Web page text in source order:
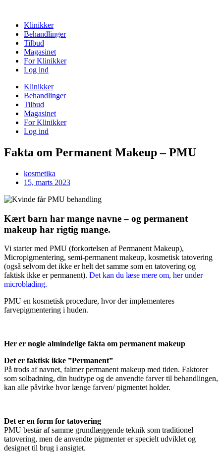
Klinikker
Behandlinger
Tilbud
Magasinet
For Klinikker
Log ind
Klinikker
Behandlinger
Tilbud
Magasinet
For Klinikker
Log ind
Fakta om Permanent Makeup – PMU
kosmetika
15, marts 2023
Kært barn har mange navne – og permanent
makeup har rigtig mange.
Vi starter med PMU (forkortelsen af Permanent Makeup),
Micropigmentering, semi-permanent makeup, kosmetisk tatovering
(også selvom det ikke er helt det samme som en tatovering og
faktisk ikke er permanent). Det kan du læse mere om, her under
microblading.
PMU en kosmetisk procedure, hvor der implementeres
farvepigmentering i huden.
Her er nogle almindelige fakta om permanent makeup
Det er faktisk ikke ”Permanent”
På trods af navnet, falmer permanent makeup med tiden. Faktorer
som solbadning, din hudtype og de anvendte farver til behandlingen,
kan alle påvirke hvor længe farven/ pigmentet holder.
Det er en form for tatovering
PMU består af samme grundlæggende teknik som traditionel
tatovering, men de anvendte pigmenter er specielt udviklet og
designet til brug i ansigtet.